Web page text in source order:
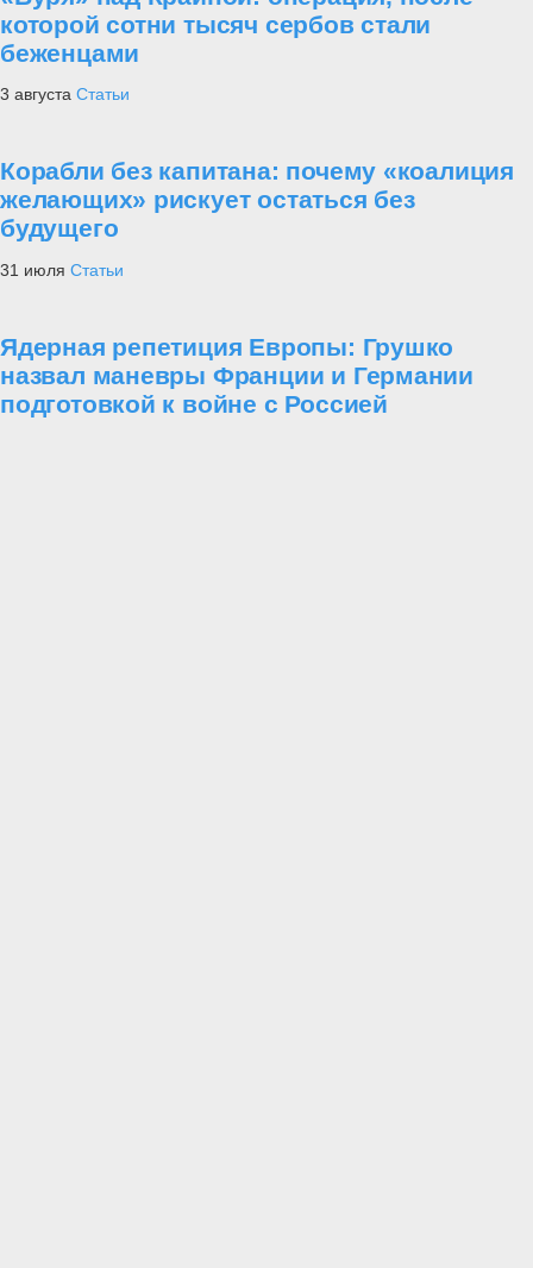
которой сотни тысяч сербов стали
беженцами
3 августа Статьи
Корабли без капитана: почему «коалиция
желающих» рискует остаться без
будущего
31 июля Статьи
Ядерная репетиция Европы: Грушко
назвал маневры Франции и Германии
подготовкой к войне с Россией